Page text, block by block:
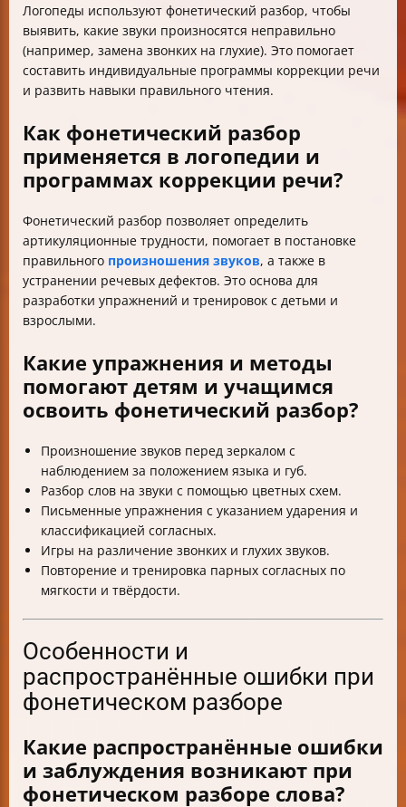
Логопеды используют фонетический разбор, чтобы
выявить, какие звуки произносятся неправильно
(например, замена звонких на глухие). Это помогает
составить индивидуальные программы коррекции речи
и развить навыки правильного чтения.
Как фонетический разбор
применяется в логопедии и
программах коррекции речи?
Фонетический разбор позволяет определить
артикуляционные трудности, помогает в постановке
правильного произношения звуков, а также в
устранении речевых дефектов. Это основа для
разработки упражнений и тренировок с детьми и
взрослыми.
Какие упражнения и методы
помогают детям и учащимся
освоить фонетический разбор?
Произношение звуков перед зеркалом с
наблюдением за положением языка и губ.
Разбор слов на звуки с помощью цветных схем.
Письменные упражнения с указанием ударения и
классификацией согласных.
Игры на различение звонких и глухих звуков.
Повторение и тренировка парных согласных по
мягкости и твёрдости.
Особенности и
распространённые ошибки при
фонетическом разборе
Какие распространённые ошибки
и заблуждения возникают при
фонетическом разборе слова?